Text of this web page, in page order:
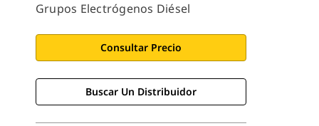
Grupos Electrógenos Diésel
Consultar Precio
Buscar Un Distribuidor